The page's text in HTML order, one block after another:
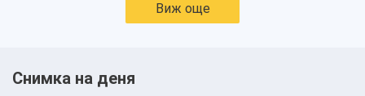
Виж още
Снимка на деня